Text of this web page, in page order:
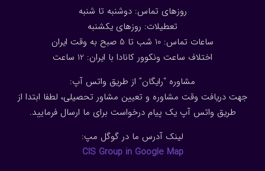
روزهای تماس: دوشنبه تا شنبه
تعطیلات: روزهای یکشنبه
ساعات تماس: 10 شب تا 5 صبح به وقت ایران
اختلاف ساعت ونکوور کانادا با ایران: 1 2 ساعت
مشاوره “رایگان” از طریق واتس آپ:
جهت دریافت وقت مشاوره و تعیین مشاور تحصیلی، لطفا ابتدا از
طریق واتس آپ یک پیام درخواست برای ما ارسال فرمایید.
لینک آدرس ما در گوگل مپ:
CIS Group in Google Map